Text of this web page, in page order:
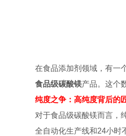
在食品添加剂领域，有一
食品级碳酸镁产品。这个
纯度之争：高纯度背后的
对于食品级碳酸镁而言，
全自动化生产线和24小时